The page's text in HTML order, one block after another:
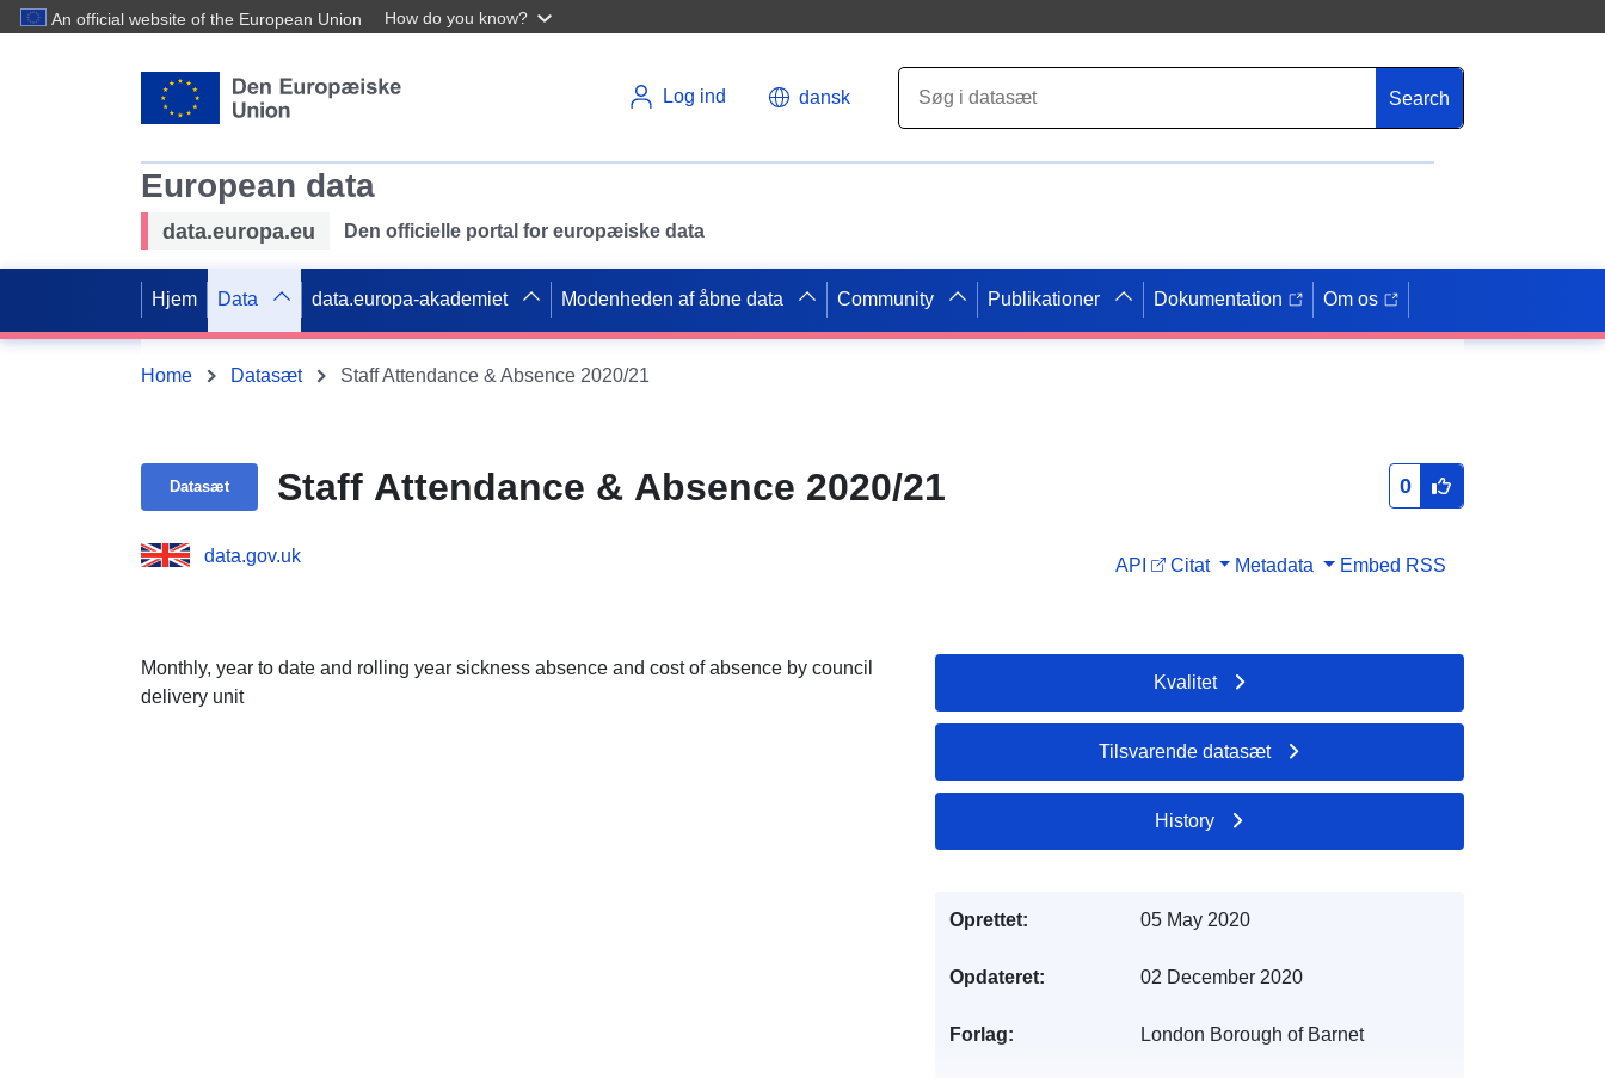
An official website of the European Union How do you know?
Log ind dansk Search
European data
data.europa.eu Den officielle portal for europæiske data
Hjem Data data.europa-akademiet Modenheden af åbne data Community Publikationer Dokumentation Om os
Home Datasæt Staff Attendance & Absence 2020/21
Datasæt Staff Attendance & Absence 2020/21 0
data.gov.uk API Citat Metadata Embed RSS
Monthly, year to date and rolling year sickness absence and cost of absence by council
delivery unit
Kvalitet
Tilsvarende datasæt
History
Oprettet: 05 May 2020
Opdateret: 02 December 2020
Forlag: London Borough of Barnet